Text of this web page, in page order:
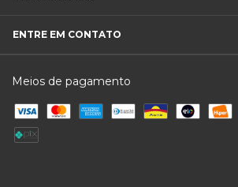
ENTRE EM CONTATO
Meios de pagamento